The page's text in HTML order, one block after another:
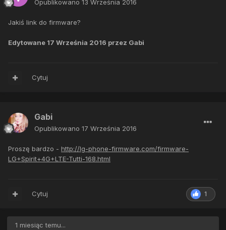
Opublikowano 13 Września 2016
Jakiś link do firmware?
Edytowane 17 Września 2016 przez Gabi
Cytuj
Gabi
Opublikowano 17 Września 2016
Proszę bardzo - http://lg-phone-firmware.com/firmware-
LG+Spirit+4G+LTE-Tutti-168.html
1
Cytuj
1 miesiąc temu...